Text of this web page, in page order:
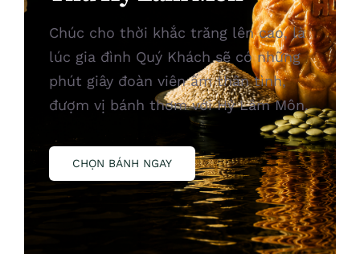
Chúc cho thời khắc trăng lên cao, là
lúc gia đình Quý Khách sẽ có những
phút giây đoàn viên ấm thân tình,
đượm vị bánh thơm với Hỷ Lâm Môn.
CHỌN BÁNH NGAY